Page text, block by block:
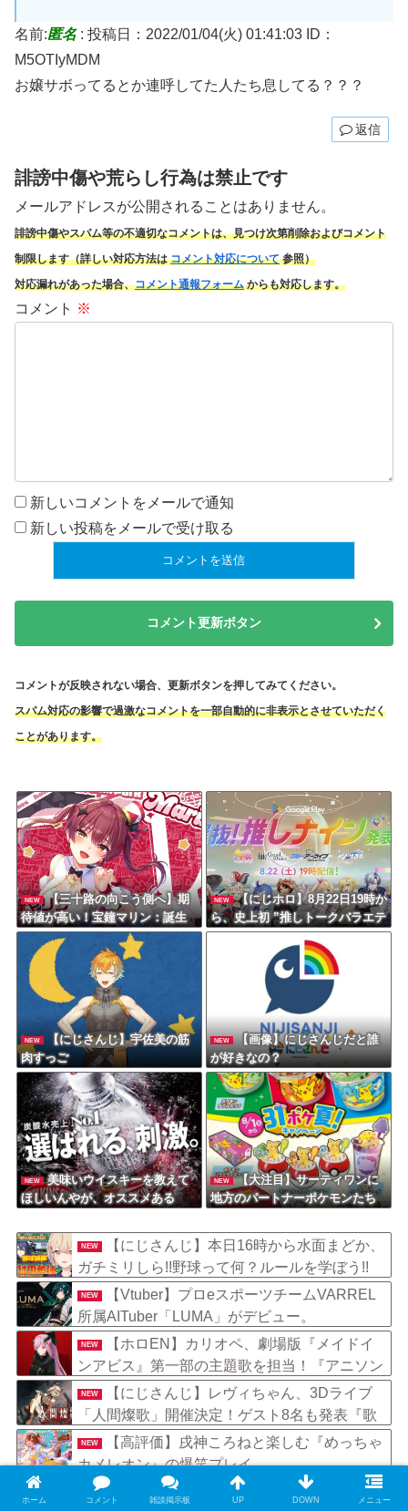
名前:匿名: 投稿日：2022/01/04(火) 01:41:03 ID：
M5OTIyMDM
お嬢サボってるとか連呼してた人たち息してる？？？
返信
誹謗中傷や荒らし行為は禁止です
メールアドレスが公開されることはありません。
誹謗中傷やスパム等の不適切なコメントは、見つけ次第削除およびコメント
制限します（詳しい対応方法はコメント対応について参照）
対応漏れがあった場合、コメント通報フォームからも対応します。
コメント ※
新しいコメントをメールで通知
新しい投稿をメールで受け取る
コメント更新ボタン
コメントが反映されない場合、更新ボタンを押してみてください。
スパム対応の影響で過激なコメントを一部自動的に非表示とさせていただく
ことがあります。
NEW
【三十路の向こう側へ】期
待値が高い！宝鐘マリン：誕生
日カウントダウンで魅せる最高
のエンターテインメント
NEW
【にじホロ】8月22日19時か
ら、史上初 ”推しトークバラエテ
ィ” 番組 ◤選抜！推しナイン発
NEW
【にじさんじ】宇佐美の筋
肉すっご
NEW
【画像】にじさんじだと誰
が好きなの？
NEW
美味いウイスキーを教えて
ほしいんやが、オススメある
NEW
【大注目】サーティワンに
地方のパートナーポケモンたち
ンスターボール型の商品など見
どころ満載の“31ポケ夏！”キャ
ンペーンが8月1日より堂々開
催！
NEW
【にじさんじ】本日16時から水面まどか、
ガチミリしら!!野球って何？ルールを学ぼう!!
NEW
【Vtuber】プロeスポーツチームVARREL
所属AITuber「LUMA」がデビュー。
NEW
【ホロEN】カリオペ、劇場版『メイドイ
ンアビス』第一部の主題歌を担当！『アニソン
歌手としてもどんどん駆け上がってるな』
NEW
【にじさんじ】レヴィちゃん、3Dライブ
「人間燦歌」開催決定！ゲスト8名も発表『歌
うまバイキングなゲストや』【8/18(火)21:00】
NEW
【高評価】戌神ころねと楽しむ『めっちゃ
カメレオン』の爆笑プレイ
NEW
【画像】一番手Vグループはマジでこうい
ホーム コメント 雑談掲示板 UP DOWN メニュー